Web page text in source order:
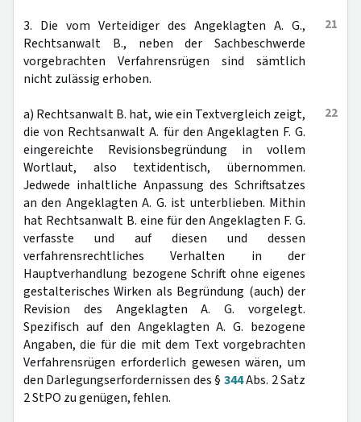
21
3. Die vom Verteidiger des Angeklagten A. G.,
Rechtsanwalt B., neben der Sachbeschwerde
vorgebrachten Verfahrensrügen sind sämtlich
nicht zulässig erhoben.
22
a) Rechtsanwalt B. hat, wie ein Textvergleich zeigt,
die von Rechtsanwalt A. für den Angeklagten F. G.
eingereichte Revisionsbegründung in vollem
Wortlaut, also textidentisch, übernommen.
Jedwede inhaltliche Anpassung des Schriftsatzes
an den Angeklagten A. G. ist unterblieben. Mithin
hat Rechtsanwalt B. eine für den Angeklagten F. G.
verfasste und auf diesen und dessen
verfahrensrechtliches Verhalten in der
Hauptverhandlung bezogene Schrift ohne eigenes
gestalterisches Wirken als Begründung (auch) der
Revision des Angeklagten A. G. vorgelegt.
Spezifisch auf den Angeklagten A. G. bezogene
Angaben, die für die mit dem Text vorgebrachten
Verfahrensrügen erforderlich gewesen wären, um
den Darlegungserfordernissen des § 344Abs. 2 Satz
2 StPO zu genügen, fehlen.